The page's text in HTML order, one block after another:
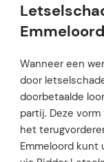
Emmeloord
Wanneer een
door
doorbetaalde
partij. Deze
het
Emmeloord kunt